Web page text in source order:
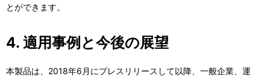
とができます。
4. 適用事例と今後の展望
本製品は、2018年6月にプレスリリースして以降、一般企業、運